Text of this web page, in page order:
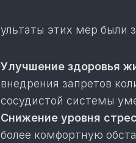
этих мер были
Улучшение здоровья
внедрения запретов
сосудистой системы
Снижение уровня
более комфортную